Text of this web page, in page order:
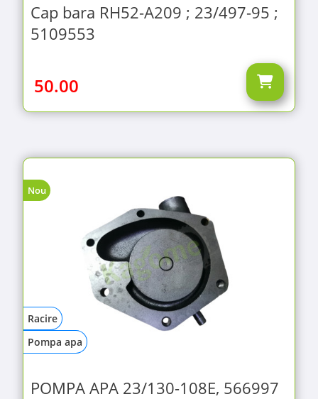
Cap bara RH52-A209 ; 23/497-95 ;
5109553
50.00
Nou
Racire
Pompa apa
POMPA APA 23/130-108E, 566997